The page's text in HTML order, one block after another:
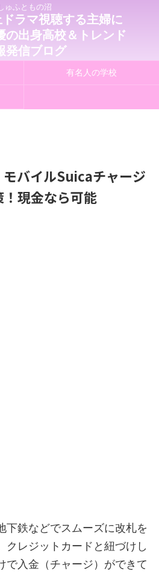
ゅふともの沼
ラマ視聴する主婦に
の出身高校＆トレンド
発信ブログ
有名人の学校
モバイルSuicaチャージ
現金なら可能
下鉄などでスムーズに改札を
クレジットカードと紐づけし
で入金（チャージ）ができて